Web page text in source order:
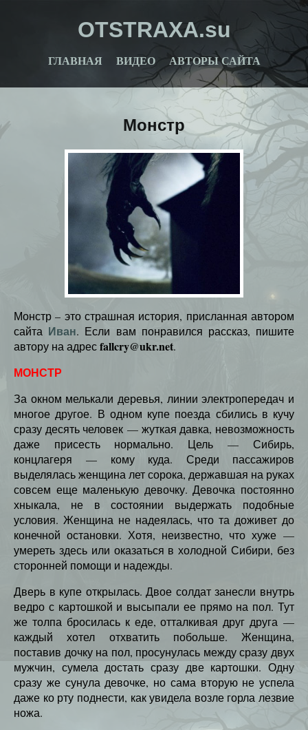
OTSTRAXA.su
ГЛАВНАЯ ВИДЕО АВТОРЫ САЙТА
Монстр
Монстр – это страшная история, присланная автором
сайта Иван. Если вам понравился рассказ, пишите
автору на адресfallcry@ukr.net.
МОНСТР
За окном мелькали деревья, линии электропередач и
многое другое. В одном купе поезда сбились в кучу
сразу десять человек — жуткая давка, невозможность
даже присесть нормально. Цель — Сибирь,
концлагеря — кому куда. Среди пассажиров
выделялась женщина лет сорока, державшая на руках
совсем еще маленькую девочку. Девочка постоянно
хныкала, не в состоянии выдержать подобные
условия. Женщина не надеялась, что та доживет до
конечной остановки. Хотя, неизвестно, что хуже —
умереть здесь или оказаться в холодной Сибири, без
сторонней помощи и надежды.
Дверь в купе открылась. Двое солдат занесли внутрь
ведро с картошкой и высыпали ее прямо на пол. Тут
же толпа бросилась к еде, отталкивая друг друга —
каждый хотел отхватить побольше. Женщина,
поставив дочку на пол, просунулась между сразу двух
мужчин, сумела достать сразу две картошки. Одну
сразу же сунула девочке, но сама вторую не успела
даже ко рту поднести, как увидела возле горла лезвие
ножа.